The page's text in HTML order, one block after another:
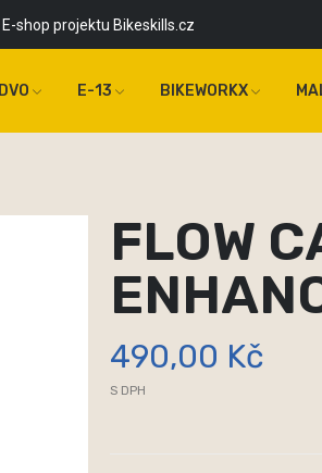
E-shop projektu Bikeskills.cz
DVO E-13 BIKEWORKX
FLOW
490,00 Kč
S DPH